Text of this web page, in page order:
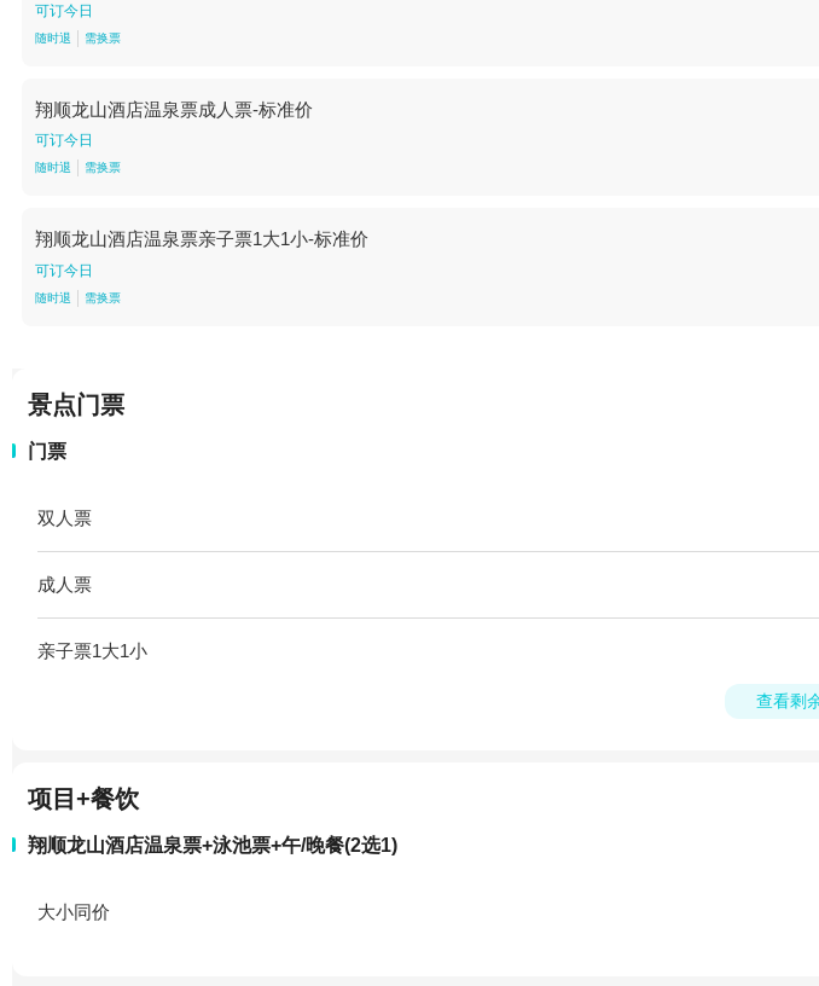
可订今日
随时退 需换票
翔顺龙山酒店温泉票成人票-标准价
可订今日
随时退 需换票
翔顺龙山酒店温泉票亲子票1大1小-标准价
可订今日
随时退 需换票
景点门票
门票
双人票
成人票
亲子票1大1小
查看剩
项目+餐饮
翔顺龙山酒店温泉票+泳池票+午/晚餐(2选1)
大小同价